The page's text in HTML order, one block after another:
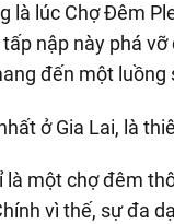
là lúc Chợ Đêm
nập này phá
đến một
là một chợ đêm
vì thế, sự đa